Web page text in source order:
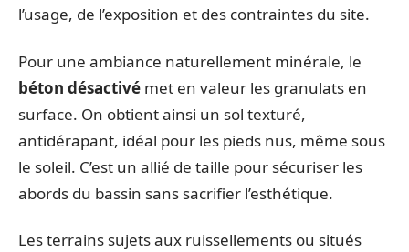
l’usage, de l’exposition et des contraintes du site.
Pour une ambiance naturellement minérale, le
béton désactivé met en valeur les granulats en
surface. On obtient ainsi un sol texturé,
antidérapant, idéal pour les pieds nus, même sous
le soleil. C’est un allié de taille pour sécuriser les
abords du bassin sans sacrifier l’esthétique.
Les terrains sujets aux ruissellements ou situés